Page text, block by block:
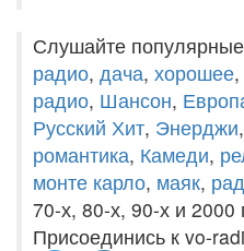
Слушайте
радио, дача, хорошее,
радио, Шансон,
Русский Хит, Энерджи,
романтика, Камеди,
монте карло, маяк,
70-х, 80-х, 90-х и 2000
Присоединись к vo-